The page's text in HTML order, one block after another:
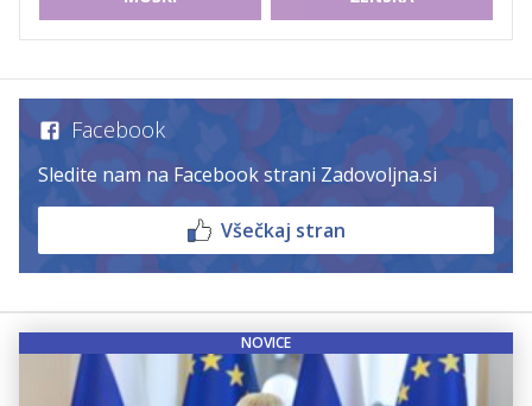
Facebook
Sledite nam na Facebook strani Zadovoljna.si
Všečkaj stran
NOVICE